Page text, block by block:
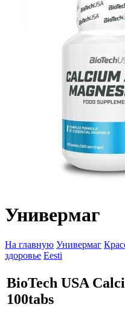
Универмаг
На главную Универмаг
здоровье Eesti
BioTech USA
100tabs